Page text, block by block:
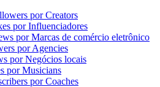
por Creators
por Influenciadores
por Marcas de comércio eletrônico
por Agencies
por Negócios locais
por Musicians
por Coaches